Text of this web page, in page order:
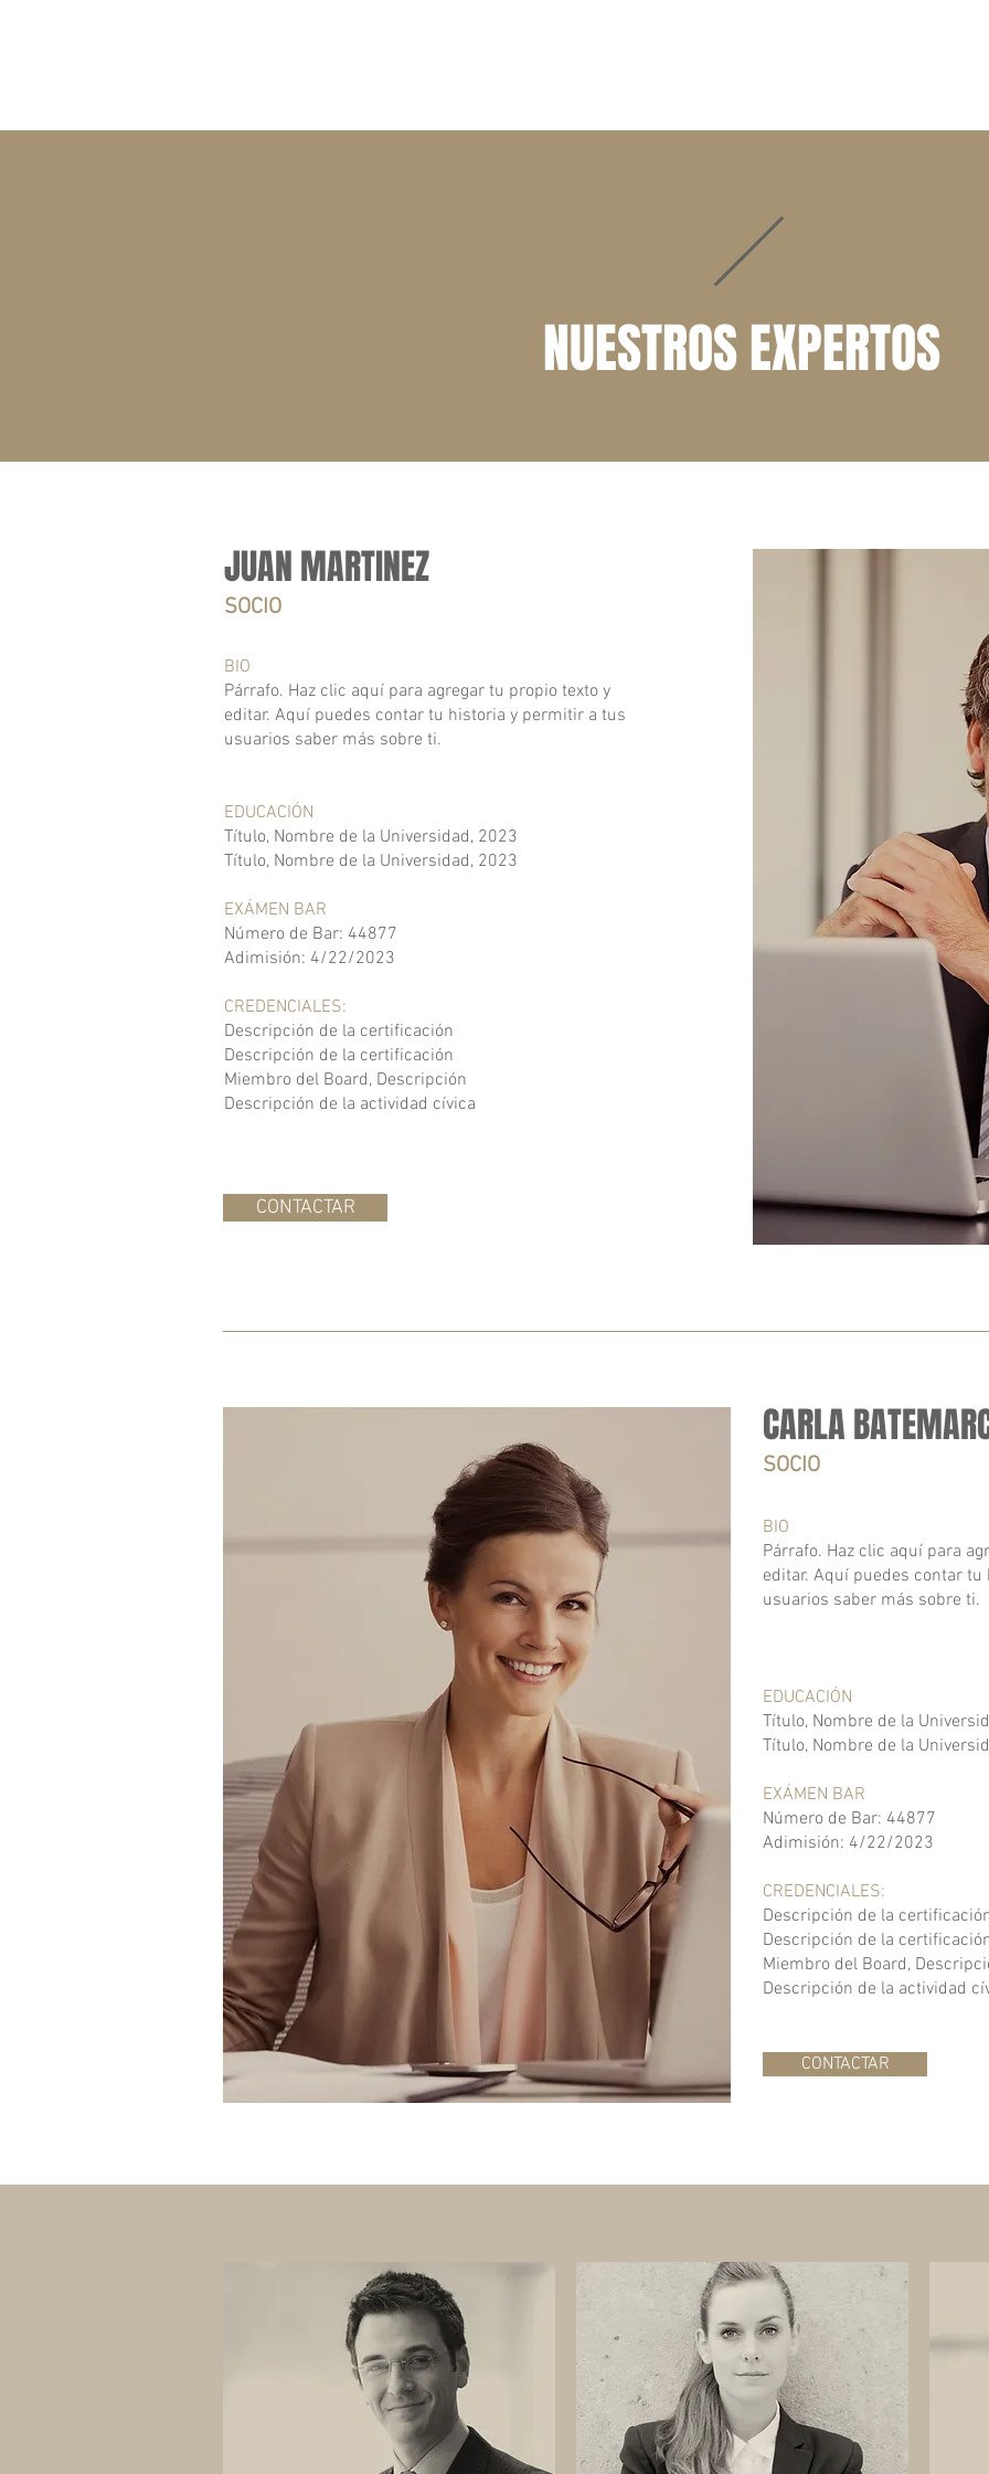
NUESTROS EXPERTOS
JUAN MARTINEZ
SOCIO
BIO
Párrafo. Haz clic aquí para agregar tu propio texto y
editar. Aquí puedes contar tu historia y permitir a tus
usuarios saber más sobre ti.
EDUCACIÓN
Título, Nombre de la Universidad, 2023
Título, Nombre de la Universidad, 2023
EXÁMEN BAR
Número de Bar: 44877
Adimisión: 4/22/2023
CREDENCIALES:
Descripción de la certificación
Descripción de la certificación
Miembro del Board, Descripción
Descripción de la actividad cívica
CONTACTAR
CARLA
SOCIO
BIO
Párrafo. Haz clic aquí para
editar. Aquí puedes contar
usuarios saber más sobre ti.
EDUCACIÓN
Título, Nombre de la
Título, Nombre de la
EXÁMEN BAR
Número de Bar: 44877
Adimisión: 4/22/2023
CREDENCIALES:
Descripción de la
Descripción de la
Miembro del Board,
Descripción de la actividad
CONTACTAR